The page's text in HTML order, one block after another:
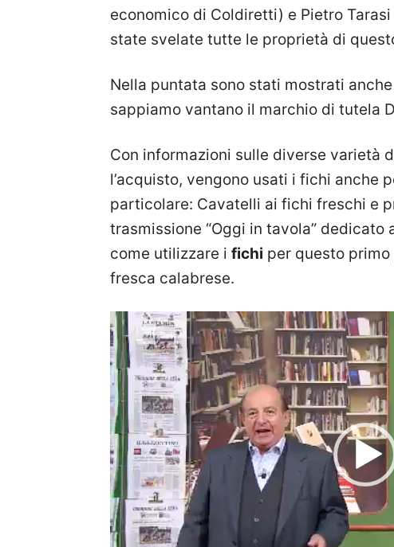
economico di Coldiretti) e Pietro
state svelate tutte le proprietà di
Nella puntata sono stati mostrati
sappiamo vantano il marchio di tutela
Con informazioni sulle diverse varietà
l’acquisto, vengono usati i fichi anche
particolare: Cavatelli ai fichi freschi e
trasmissione “Oggi in tavola”
come utilizzare i fichi per questo
fresca calabrese.
Video
Player